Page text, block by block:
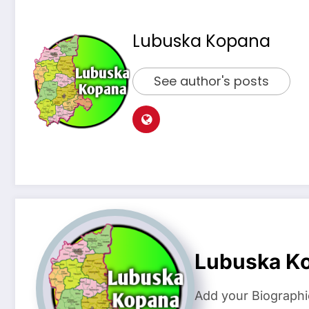
Lubuska Kopana
See author's posts
Lubuska
Add your